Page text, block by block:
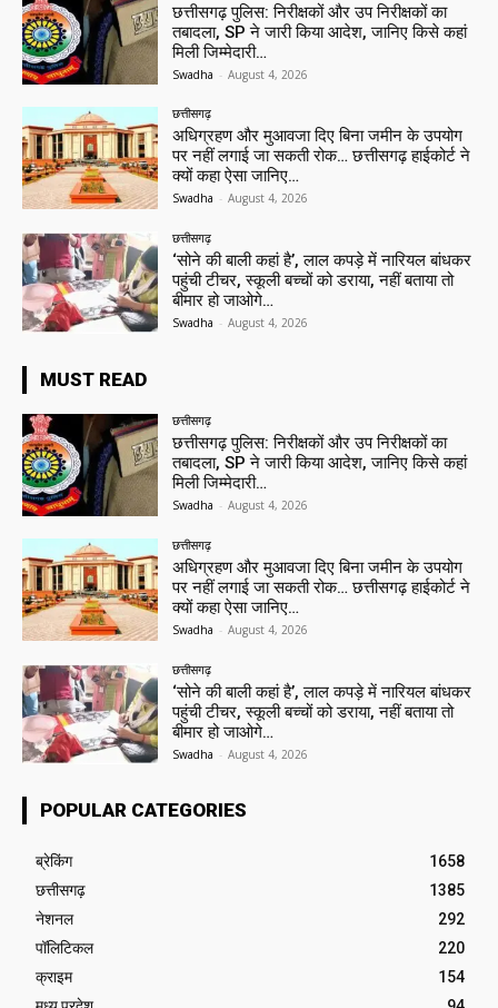
छत्तीसगढ़ पुलिस: निरीक्षकों और उप निरीक्षकों का
तबादला, SP ने जारी किया आदेश, जानिए किसे कहां
मिली जिम्मेदारी…
Swadha - August 4, 2026
छत्तीसगढ़
अधिग्रहण और मुआवजा दिए बिना जमीन के उपयोग
पर नहीं लगाई जा सकती रोक… छत्तीसगढ़ हाईकोर्ट ने
क्यों कहा ऐसा जानिए…
Swadha - August 4, 2026
छत्तीसगढ़
‘सोने की बाली कहां है’, लाल कपड़े में नारियल बांधकर
पहुंची टीचर, स्कूली बच्चों को डराया, नहीं बताया तो
बीमार हो जाओगे…
Swadha - August 4, 2026
MUST READ
छत्तीसगढ़
छत्तीसगढ़ पुलिस: निरीक्षकों और उप निरीक्षकों का
तबादला, SP ने जारी किया आदेश, जानिए किसे कहां
मिली जिम्मेदारी…
Swadha - August 4, 2026
छत्तीसगढ़
अधिग्रहण और मुआवजा दिए बिना जमीन के उपयोग
पर नहीं लगाई जा सकती रोक… छत्तीसगढ़ हाईकोर्ट ने
क्यों कहा ऐसा जानिए…
Swadha - August 4, 2026
छत्तीसगढ़
‘सोने की बाली कहां है’, लाल कपड़े में नारियल बांधकर
पहुंची टीचर, स्कूली बच्चों को डराया, नहीं बताया तो
बीमार हो जाओगे…
Swadha - August 4, 2026
POPULAR CATEGORIES
ब्रेकिंग
1658
छत्तीसगढ़
1385
नेशनल
292
पॉलिटिकल
220
क्राइम
154